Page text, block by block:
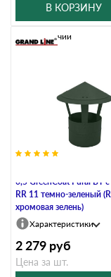
В КОРЗИНУ
0,5 GreenСoat Pural BT
RR 11 темно-зеленый
хромовая зелень)
В наличии
Характеристики
2 279 руб
Цена за шт.